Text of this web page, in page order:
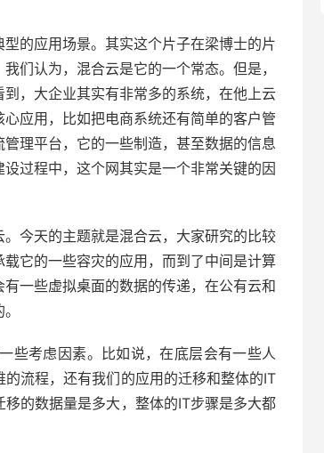
的应用场景。其实这个片子在梁博士的片
们认为，混合云是它的一个常态。但是，
，大企业其实有非常多的系统，在他上云
应用，比如把电商系统还有简单的客户管
理平台，它的一些制造，甚至数据的信息
过程中，这个网其实是一个非常关键的因
今天的主题就是混合云，大家研究的比较
它的一些容灾的应用，而到了中间是计算
一些虚拟桌面的数据的传递，在公有云和
些考虑因素。比如说，在底层会有一些人
流程，还有我们的应用的迁移和整体的IT
的数据量是多大，整体的IT步骤是多大都